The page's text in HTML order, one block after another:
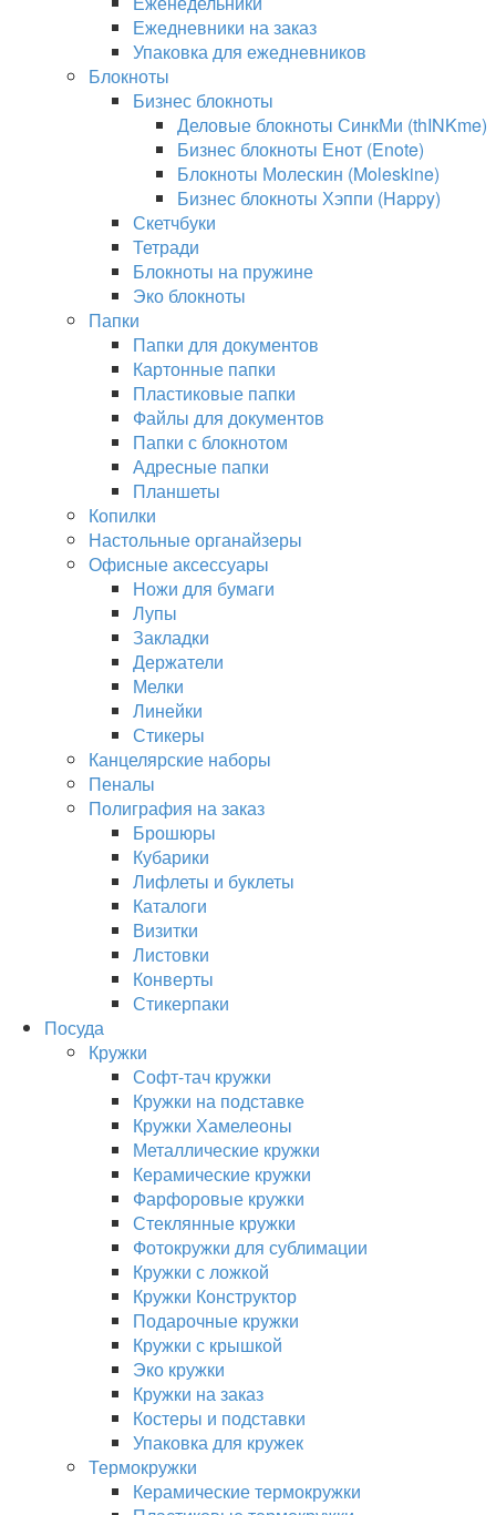
Ежедневники на заказ
Упаковка для ежедневников
Блокноты
Бизнес блокноты
Деловые блокноты СинкМи (thINKme)
Бизнес блокноты Енот (Enote)
Блокноты Молескин (Moleskine)
Бизнес блокноты Хэппи (Happy)
Скетчбуки
Тетради
Блокноты на пружине
Эко блокноты
Папки
Папки для документов
Картонные папки
Пластиковые папки
Файлы для документов
Папки с блокнотом
Адресные папки
Планшеты
Копилки
Настольные органайзеры
Офисные аксессуары
Ножи для бумаги
Лупы
Закладки
Держатели
Мелки
Линейки
Стикеры
Канцелярские наборы
Пеналы
Полиграфия на заказ
Брошюры
Кубарики
Лифлеты и буклеты
Каталоги
Визитки
Листовки
Конверты
Стикерпаки
Посуда
Кружки
Софт-тач кружки
Кружки на подставке
Кружки Хамелеоны
Металлические кружки
Керамические кружки
Фарфоровые кружки
Стеклянные кружки
Фотокружки для сублимации
Кружки с ложкой
Кружки Конструктор
Подарочные кружки
Кружки с крышкой
Эко кружки
Кружки на заказ
Костеры и подставки
Упаковка для кружек
Термокружки
Керамические термокружки